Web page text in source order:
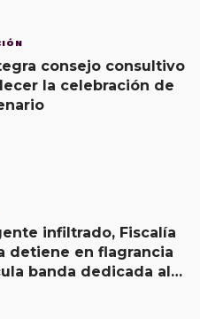
consejo consultivo
la celebración de
infiltrado, Fiscalía
detiene en flagrancia
banda dedicada al